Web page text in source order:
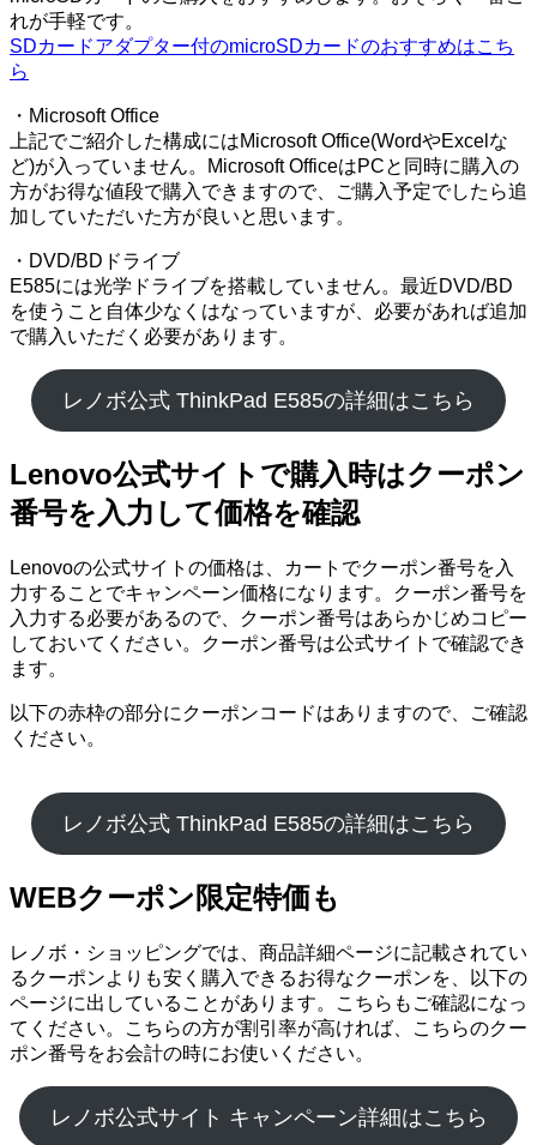
れが手軽です。
SDカードアダプター付のmicroSDカードのおすすめはこち
ら
・Microsoft Office
上記でご紹介した構成にはMicrosoft Office(WordやExcelな
ど)が入っていません。Microsoft OfficeはPCと同時に購入の
方がお得な値段で購入できますので、ご購入予定でしたら追
加していただいた方が良いと思います。
・DVD/BDドライブ
E585には光学ドライブを搭載していません。最近DVD/BD
を使うこと自体少なくはなっていますが、必要があれば追加
で購入いただく必要があります。
レノボ公式 ThinkPad E585の詳細はこちら
Lenovo公式サイトで購入時はクーポン
番号を入力して価格を確認
Lenovoの公式サイトの価格は、カートでクーポン番号を入
力することでキャンペーン価格になります。クーポン番号を
入力する必要があるので、クーポン番号はあらかじめコピー
しておいてください。クーポン番号は公式サイトで確認でき
ます。
以下の赤枠の部分にクーポンコードはありますので、ご確認
ください。
レノボ公式 ThinkPad E585の詳細はこちら
WEBクーポン限定特価も
レノボ・ショッピングでは、商品詳細ページに記載されてい
るクーポンよりも安く購入できるお得なクーポンを、以下の
ページに出していることがあります。こちらもご確認になっ
てください。こちらの方が割引率が高ければ、こちらのクー
ポン番号をお会計の時にお使いください。
レノボ公式サイト キャンペーン詳細はこちら